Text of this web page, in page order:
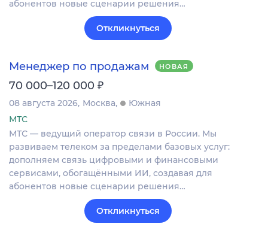
абонентов новые сценарии решения…
Откликнуться
Менеджер по продажам НОВАЯ
70 000–120 000 ₽
08 августа 2026 Москва
Южная
МТС
МТС — ведущий оператор связи в России. Мы
развиваем телеком за пределами базовых услуг:
дополняем связь цифровыми и финансовыми
сервисами, обогащёнными ИИ, создавая для
абонентов новые сценарии решения…
Откликнуться